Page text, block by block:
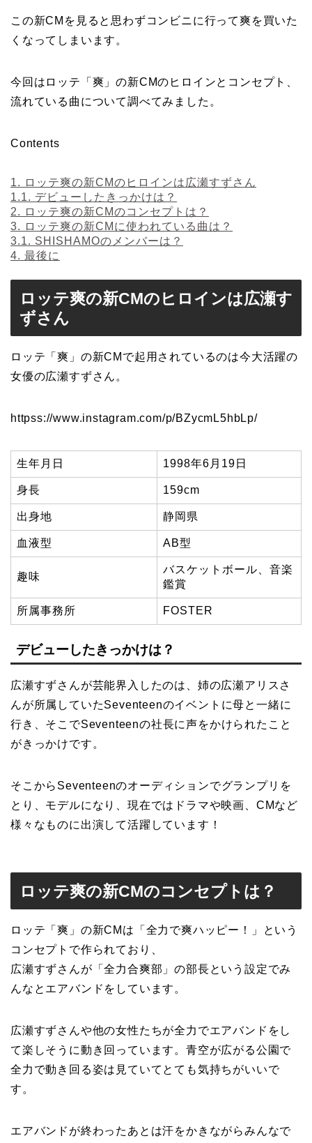
この新CMを見ると思わずコンビニに行って爽を買いた
くなってしまいます。
今回はロッテ「爽」の新CMのヒロインとコンセプト、
流れている曲について調べてみました。
Contents
1. ロッテ爽の新CMのヒロインは広瀬すずさん
1.1. デビューしたきっかけは？
2. ロッテ爽の新CMのコンセプトは？
3. ロッテ爽の新CMに使われている曲は？
3.1. SHISHAMOのメンバーは？
4. 最後に
ロッテ爽の新CMのヒロインは広瀬す
ずさん
ロッテ「爽」の新CMで起用されているのは今大活躍の
女優の広瀬すずさん。
httpss://www.instagram.com/p/BZycmL5hbLp/
生年月日 1998年6月19日
身長 159cm
出身地 静岡県
血液型 AB型
趣味
バスケットボール、音楽
鑑賞
所属事務所 FOSTER
デビューしたきっかけは？
広瀬すずさんが芸能界入したのは、姉の広瀬アリスさ
んが所属していたSeventeenのイベントに母と一緒に
行き、そこでSeventeenの社長に声をかけられたこと
がきっかけです。
そこからSeventeenのオーディションでグランプリを
とり、モデルになり、現在ではドラマや映画、CMなど
様々なものに出演して活躍しています！
ロッテ爽の新CMのコンセプトは？
ロッテ「爽」の新CMは
「全力で爽ハッピー！」という
コンセプト で作られており、
広瀬すずさんが 「全力合爽部」の部長という設定でみ
んなとエアバンドをしています。
広瀬すずさんや他の女性たちが全力でエアバンドをし
て楽しそうに動き回っています。青空が広がる公園で
全力で動き回る姿は見ていてとても気持ちがいいで
す。
エアバンドが終わったあとは汗をかきながらみんなで